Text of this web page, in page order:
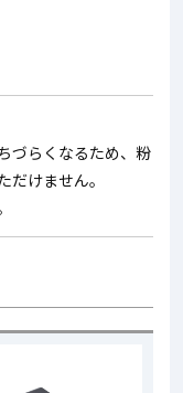
づらくなるため、粉
けません。